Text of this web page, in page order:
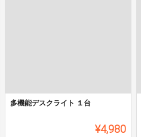
多機能デスクライト １台
¥4,980